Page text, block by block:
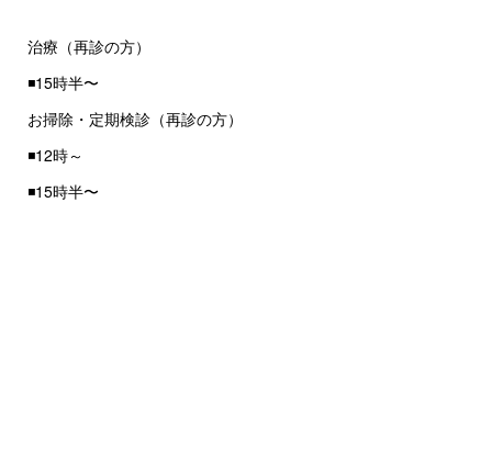
治療（再診の方）
◾️15時半〜
お掃除・定期検診（再診の方）
◾️12時～
◾️15時半〜